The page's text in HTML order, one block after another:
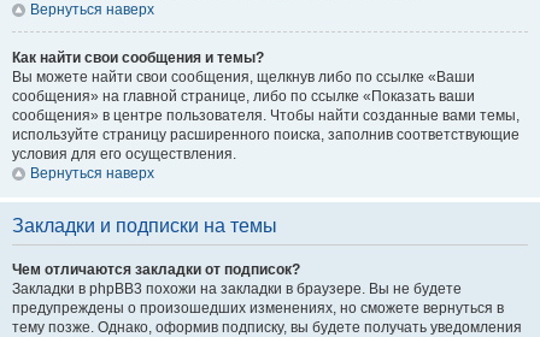
Вернуться наверх
Как найти свои сообщения и темы?
Вы можете найти свои сообщения, щелкнув либо по ссылке «Ваши
сообщения» на главной странице, либо по ссылке «Показать ваши
сообщения» в центре пользователя. Чтобы найти созданные вами темы,
используйте страницу расширенного поиска, заполнив соответствующие
условия для его осуществления.
Вернуться наверх
Закладки и подписки на темы
Чем отличаются закладки от подписок?
Закладки в phpBB3 похожи на закладки в браузере. Вы не будете
предупреждены о произошедших изменениях, но сможете вернуться в
тему позже. Однако, оформив подписку, вы будете получать уведомления